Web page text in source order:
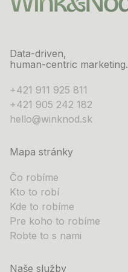
Data-driven,
human-centric marketing.
+421 911 925 811
+421 905 242 182
hello@winknod.sk
Mapa stránky
Čo robíme
Kto to robí
Kde to robíme
Pre koho to robíme
Robte to s nami
Naše služby